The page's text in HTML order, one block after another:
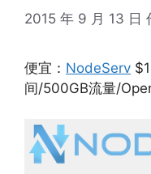
2015 年 9 月 13 日
便宜： NodeServ
间/500GB流量/